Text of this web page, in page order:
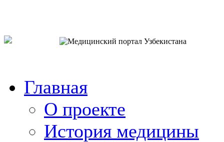
Главная
О проекте
История медицины